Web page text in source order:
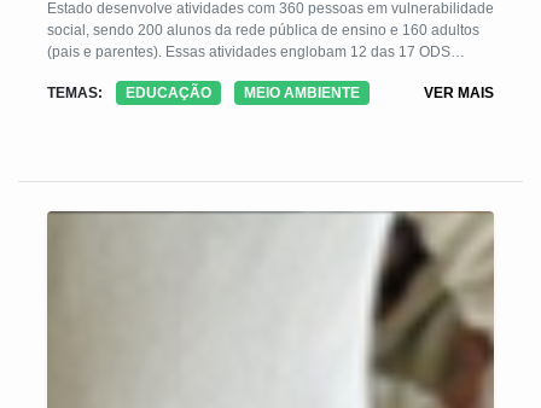
Estado desenvolve atividades com 360 pessoas em vulnerabilidade
social, sendo 200 alunos da rede pública de ensino e 160 adultos
(pais e parentes). Essas atividades englobam 12 das 17 ODS
1- ERRADICAÇÃO DA POBREZA; 3- SAÚDE E BEM ESTAR;
INDUSTRIA, INOVAÇÃO E INFRAESTRUTURA; 10- REDUÇÃO
12- CONSUMO E PRODUÇÃO RESPONSÁVEL; 14- VIDA NA
TEMAS: EDUCAÇÃO MEIO AMBIENTE VER MAIS